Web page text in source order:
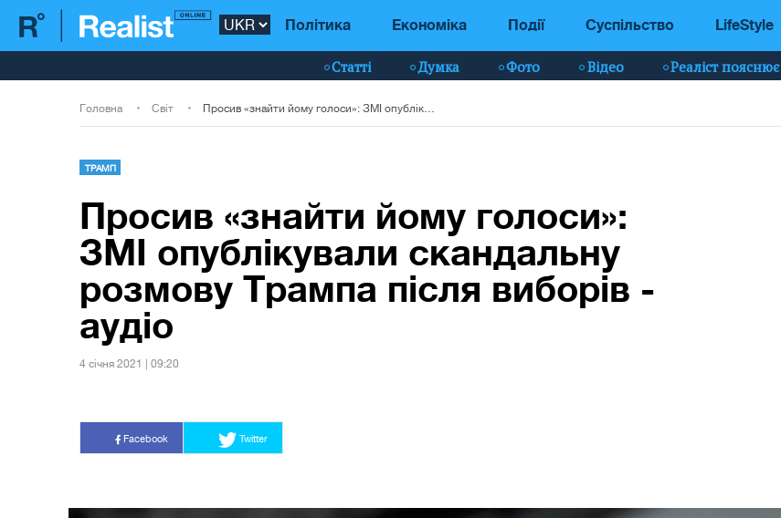
Політика Економіка Події Суспільство LifeStyle
Статті Думка Фото Відео Реаліст пояснює
Головна Світ
ТРАМП
Просив «знайти йому голоси»:
ЗМІ опублікували скандальну
розмову Трампа після виборів -
аудіо
4 сiчня 2021 | 09:20
Facebook Twitter